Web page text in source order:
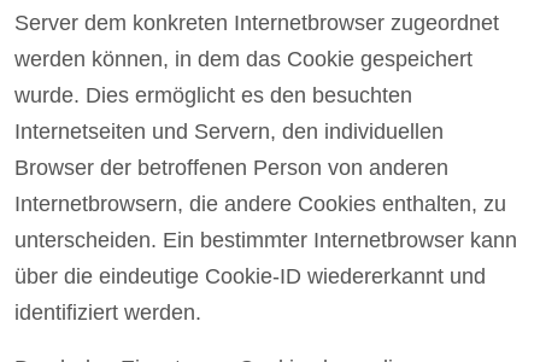
Server dem konkreten Internetbrowser zugeordnet
werden können, in dem das Cookie gespeichert
wurde. Dies ermöglicht es den besuchten
Internetseiten und Servern, den individuellen
Browser der betroffenen Person von anderen
Internetbrowsern, die andere Cookies enthalten, zu
unterscheiden. Ein bestimmter Internetbrowser kann
über die eindeutige Cookie-ID wiedererkannt und
identifiziert werden.